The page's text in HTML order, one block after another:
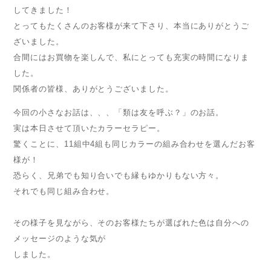
してきました！
とってもたくさんのお客様が来て下さり、本当にありがとうご
ざいました。
合間にはお買物を楽しんで、私にとっても充実の時間になりま
した。
関係者の皆様、ありがとうございました。
今回の小さなお話は、、、「類は友を呼ぶ？」のお話。
実は本日させて頂いたカラーセラピー。
驚くことに、11組中4組も同じカラーの組み合わせを選んだお客
様が！
恐らく、兄弟でも知り合いでも縁もゆかりもない方々。
それでも同じ組み合わせ。
その様子を見ながら、そのお客様たちが選ばれた色は自分への
メッセージのような気が
しました。